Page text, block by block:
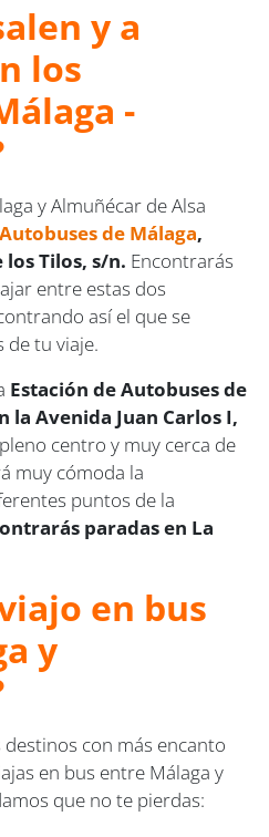
y a
los
-
y Almuñécar de Alsa
de Málaga,
los Tilos, s/n. Encontrarás
entre estas dos
así el que se
de tu viaje.
Estación de Autobuses de
la Avenida Juan Carlos I,
centro y muy cerca de
muy cómoda la
puntos de la
paradas en La
en bus
y
con más encanto
en bus entre Málaga y
que no te pierdas: